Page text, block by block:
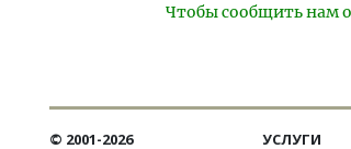
Чтобы сообщить нам
© 2001-2026
УСЛУГИ